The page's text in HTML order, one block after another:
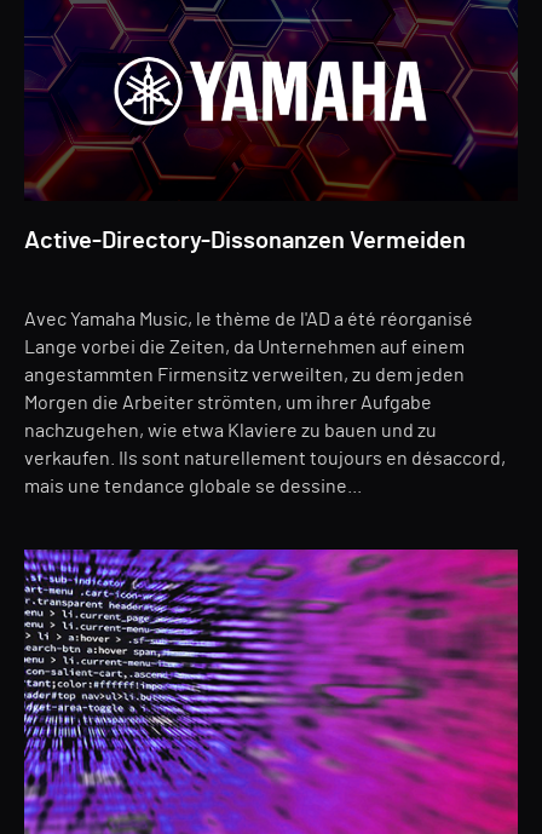
Active-Directory-Dissonanzen Vermeiden
Avec Yamaha Music, le thème de l'AD a été réorganisé
Lange vorbei die Zeiten, da Unternehmen auf einem
angestammten Firmensitz verweilten, zu dem jeden
Morgen die Arbeiter strömten, um ihrer Aufgabe
nachzugehen, wie etwa Klaviere zu bauen und zu
verkaufen. Ils sont naturellement toujours en désaccord,
mais une tendance globale se dessine...